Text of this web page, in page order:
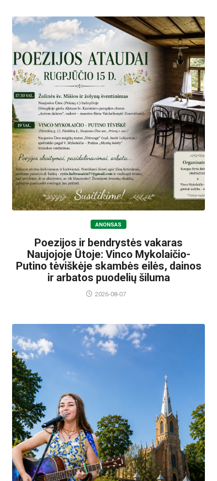
ANONSAS
Poezijos ir bendrystės vakaras
Naujojoje Ūtoje: Vinco Mykolaičio-
Putino tėviškėje skambės eilės, dainos
ir arbatos puodelių šiluma
2026-08-07